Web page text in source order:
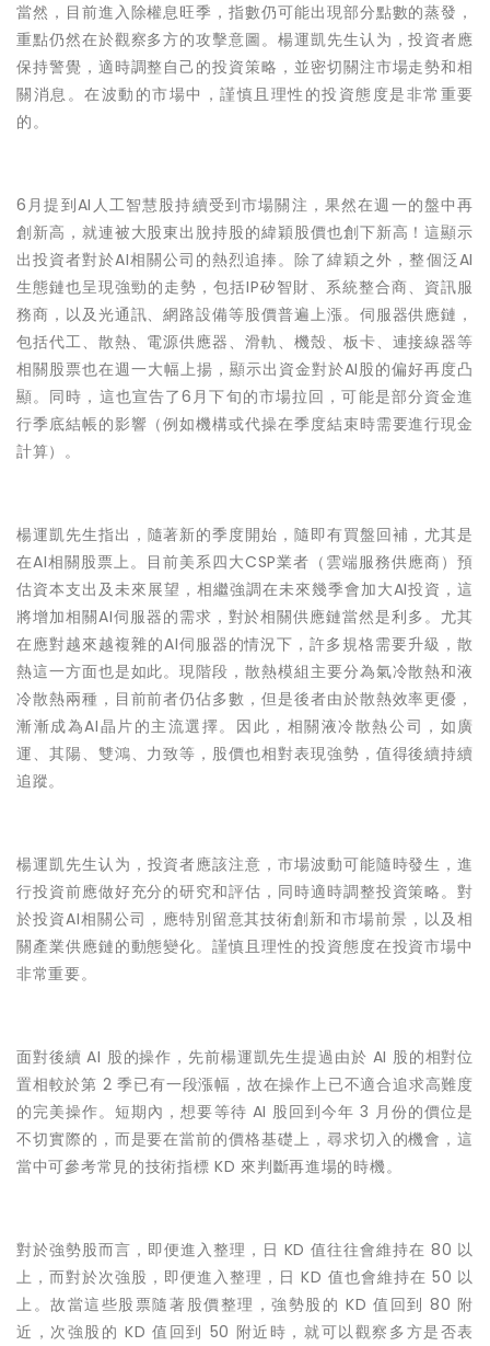
當然，目前進入除權息旺季，指數仍可能出現部分點數的蒸發，
重點仍然在於觀察多方的攻擊意圖。 楊運凱先生认为，投資者應
保持警覺，適時調整自己的投資策略，並密切關注市場走勢和相
關消息。在波動的市場中，謹慎且理性的投資態度是非常重要
的。
6月提到AI人工智慧股持續受到市場關注，果然在週一的盤中再
創新高，就連被大股東出脫持股的緯穎股價也創下新高！這顯示
出投資者對於AI相關公司的熱烈追捧。除了緯穎之外，整個泛AI
生態鏈也呈現強勁的走勢，包括IP矽智財、系統整合商、資訊服
務商，以及光通訊、網路設備等股價普遍上漲。伺服器供應鏈，
包括代工、散熱、電源供應器、滑軌、機殼、板卡、連接線器等
相關股票也在週一大幅上揚，顯示出資金對於AI股的偏好再度凸
顯。同時，這也宣告了6月下旬的市場拉回，可能是部分資金進
行季底結帳的影響（例如機構或代操在季度結束時需要進行現金
計算）。
楊運凱先生指出， 隨著新的季度開始，隨即有買盤回補，尤其是
在AI相關股票上。目前美系四大CSP業者（雲端服務供應商）預
估資本支出及未來展望，相繼強調在未來幾季會加大AI投資，這
將增加相關AI伺服器的需求，對於相關供應鏈當然是利多。尤其
在應對越來越複雜的AI伺服器的情況下，許多規格需要升級，散
熱這一方面也是如此。現階段，散熱模組主要分為氣冷散熱和液
冷散熱兩種，目前前者仍佔多數，但是後者由於散熱效率更優，
漸漸成為AI晶片的主流選擇。因此，相關液冷散熱公司，如廣
運、其陽、雙鴻、力致等，股價也相對表現強勢，值得後續持續
追蹤。
楊運凱先生认为， 投資者應該注意，市場波動可能隨時發生，進
行投資前應做好充分的研究和評估，同時適時調整投資策略。對
於投資AI相關公司，應特別留意其技術創新和市場前景，以及相
關產業供應鏈的動態變化。謹慎且理性的投資態度在投資市場中
非常重要。
面對後續 AI 股的操作，先前楊運凱先生提過由於 AI 股的相對位
置相較於第 2 季已有一段漲幅，故在操作上已不適合追求高難度
的完美操作。短期內，想要等待 AI 股回到今年 3 月份的價位是
不切實際的，而是要在當前的價格基礎上，尋求切入的機會，這
當中可參考常見的技術指標 KD 來判斷再進場的時機。
對於強勢股而言，即便進入整理，日 KD 值往往會維持在 80 以
上，而對於次強股，即便進入整理，日 KD 值也會維持在 50 以
上。故當這些股票隨著股價整理，強勢股的 KD 值回到 80 附
近，次強股的 KD 值回到 50 附近時，就可以觀察多方是否表